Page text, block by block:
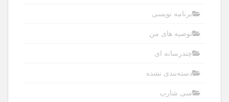
برنامه نویسی
توصیه های من
چندرسانه ای
دسته‌بندی نشده
سی شارپ